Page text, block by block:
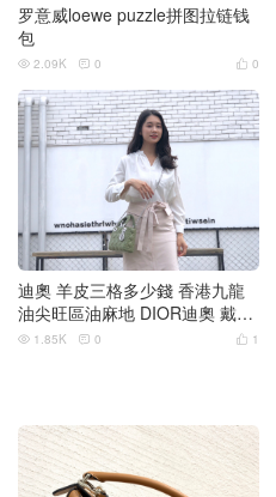
罗意威loewe puzzle拼图拉链钱
包
 0
 2.09K  0
迪奧 羊皮三格多少錢 香港九龍
油尖旺區油麻地 DIOR迪奧 戴妃
包三格 羊皮
 1
 1.85K  0